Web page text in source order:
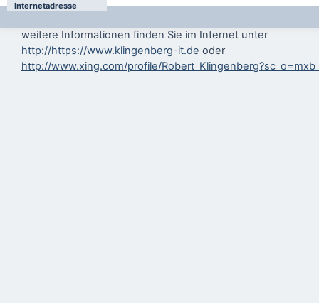
Internetadresse
weitere Informationen finden Sie im Internet unter
http://https://www.klingenberg-it.de oder
http://www.xing.com/profile/